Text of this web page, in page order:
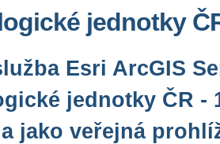
jednotky
Esri ArcGIS
jednotky ČR -
jako veřejná